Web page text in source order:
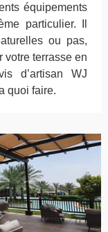
équipements
particulier. Il
ou pas,
votre terrasse en
d’artisan WJ
quoi faire.